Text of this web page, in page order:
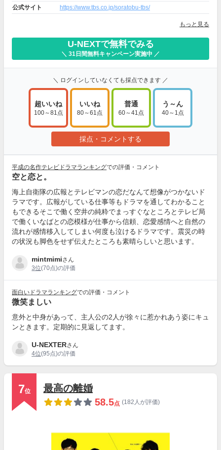
公式サイト
https://www.tbs.co.jp/soratobu-tbs/
もっと見る
U-NEXTで無料でみる
＼ 31日間無料キャンペーン実施中 ／
＼ ログインしていなくても採点できます ／
超いいね
100～81点
いいね
80～61点
普通
60～41点
う～ん
40～1点
採点・コメントする
平成の名作テレビドラマランキングでの評価・コメント
空と恋と。
海上自衛隊の広報とテレビマンの恋だなんて想像がつかないド
ラマです。広報がしている仕事等もドラマを通してわかること
もできるそこで働く空井の純粋でまっすぐなところとテレビ局
で働くいなばとの恋模様が仕事から信頼、恋愛感情へと自然の
流れが感情移入してしまい何度も泣けるドラマです。震災の時
の状況も脚色をせず伝えたところも素晴らしいと思います。
mintmimiさん
3位(70点)の評価
面白いドラマランキングでの評価・コメント
微笑ましい
意外と中身があって、主人公の2人が徐々に惹かれあう姿にキュ
ンときます。定期的に見返してます。
U-NEXTERさん
4位(95点)の評価
7位
最高の離婚
58.5点 (182人が評価)